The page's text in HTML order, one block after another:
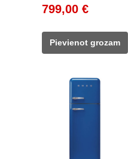
Original
was:
911,00 €.
799,00 €Current
799,00 €.
Pievienot grozam